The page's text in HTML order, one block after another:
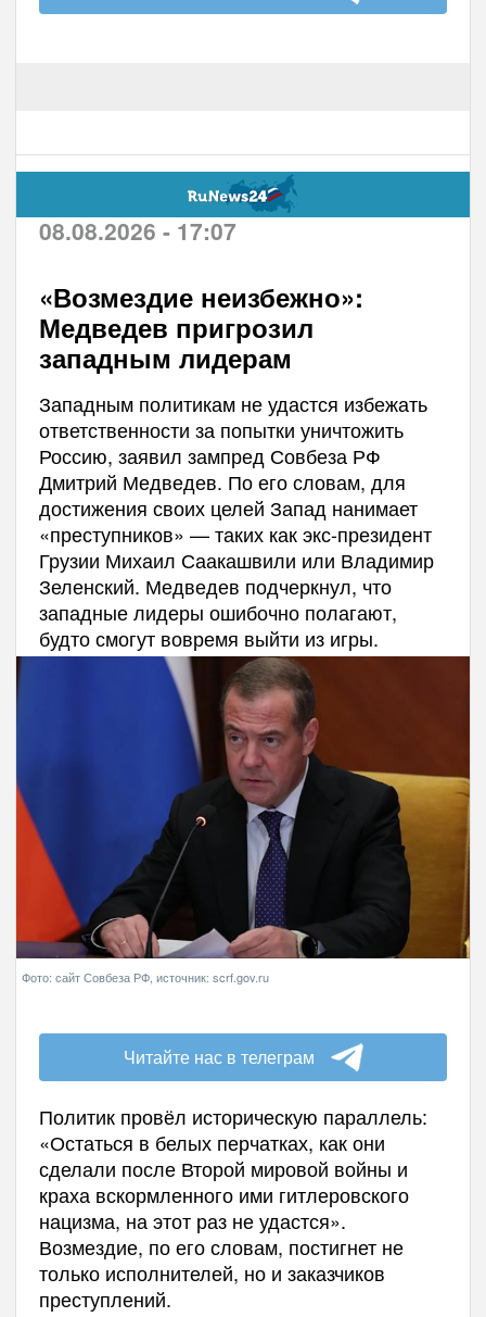
08.08.2026 - 17:07
«Возмездие неизбежно»:
Медведев пригрозил
западным лидерам
Западным политикам не удастся избежать
ответственности за попытки уничтожить
Россию, заявил зампред Совбеза РФ
Дмитрий Медведев. По его словам, для
достижения своих целей Запад нанимает
«преступников» — таких как экс-президент
Грузии Михаил Саакашвили или Владимир
Зеленский. Медведев подчеркнул, что
западные лидеры ошибочно полагают,
будто смогут вовремя выйти из игры.
Фото: сайт Совбеза РФ, источник: scrf.gov.ru
Читайте нас в телеграм
Политик провёл историческую параллель:
«Остаться в белых перчатках, как они
сделали после Второй мировой войны и
краха вскормленного ими гитлеровского
нацизма, на этот раз не удастся».
Возмездие, по его словам, постигнет не
только исполнителей, но и заказчиков
преступлений.